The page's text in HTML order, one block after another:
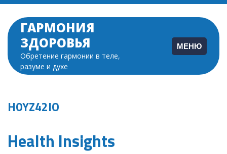
Перейти
содержимому
ГАРМОНИЯ
ЗДОРОВЬЯ
Обретение гармонии в теле,
разуме и духе
МЕНЮ
H0YZ42IO
Health Insights